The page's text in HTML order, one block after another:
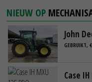
NIEUW OP
John
GEBRUIKT,
Case IH